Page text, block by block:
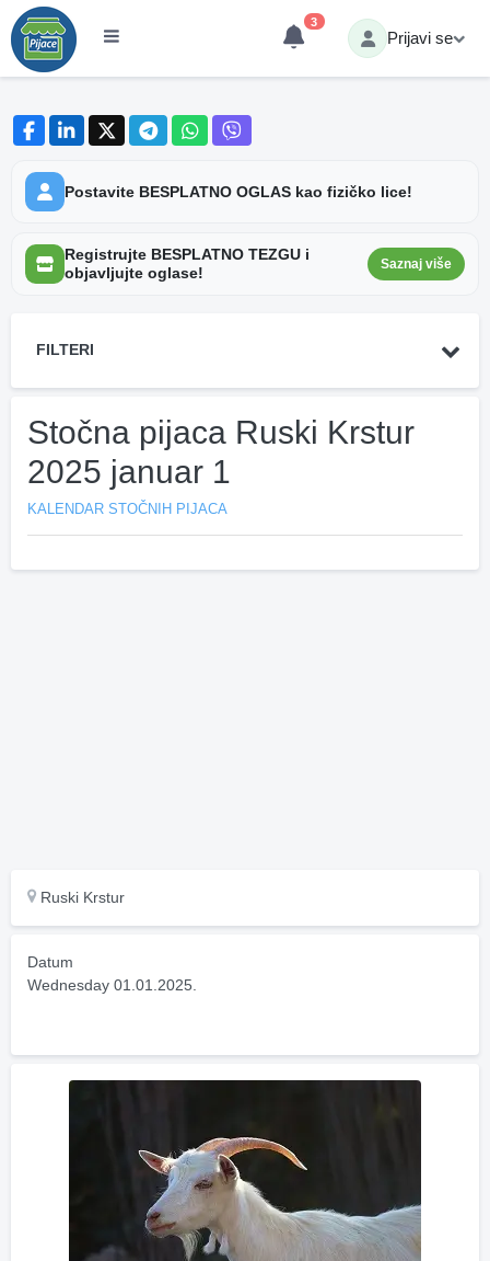
3
Prijavi se
Postavite BESPLATNO OGLAS kao fizičko lice!
Registrujte BESPLATNO TEZGU i
objavljujte oglase!
Saznaj više
FILTERI
Stočna pijaca Ruski Krstur
2025 januar 1
KALENDAR STOČNIH PIJACA
Ruski Krstur
Datum
Wednesday 01.01.2025.